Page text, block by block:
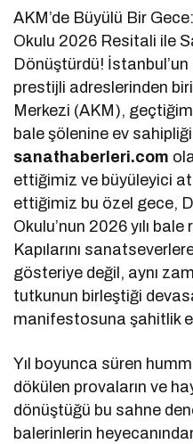
AKM’de Büyülü Bir
Okulu 2026 Resitali ile
Dönüştürdü!
prestijli adreslerinden
Merkezi (AKM),
bale şölenine ev sahipliği
sanathaberleri.com
ettiğimiz ve büyüleyici
ettiğimiz bu özel gece,
Okulu’nun 2026 yılı
Kapılarını
gösteriye değil, aynı
tutkunun birleştiği
manifestosuna şahitlik
Yıl boyunca süren
dökülen provaların ve
dönüştüğü bu sahne
balerinlerin